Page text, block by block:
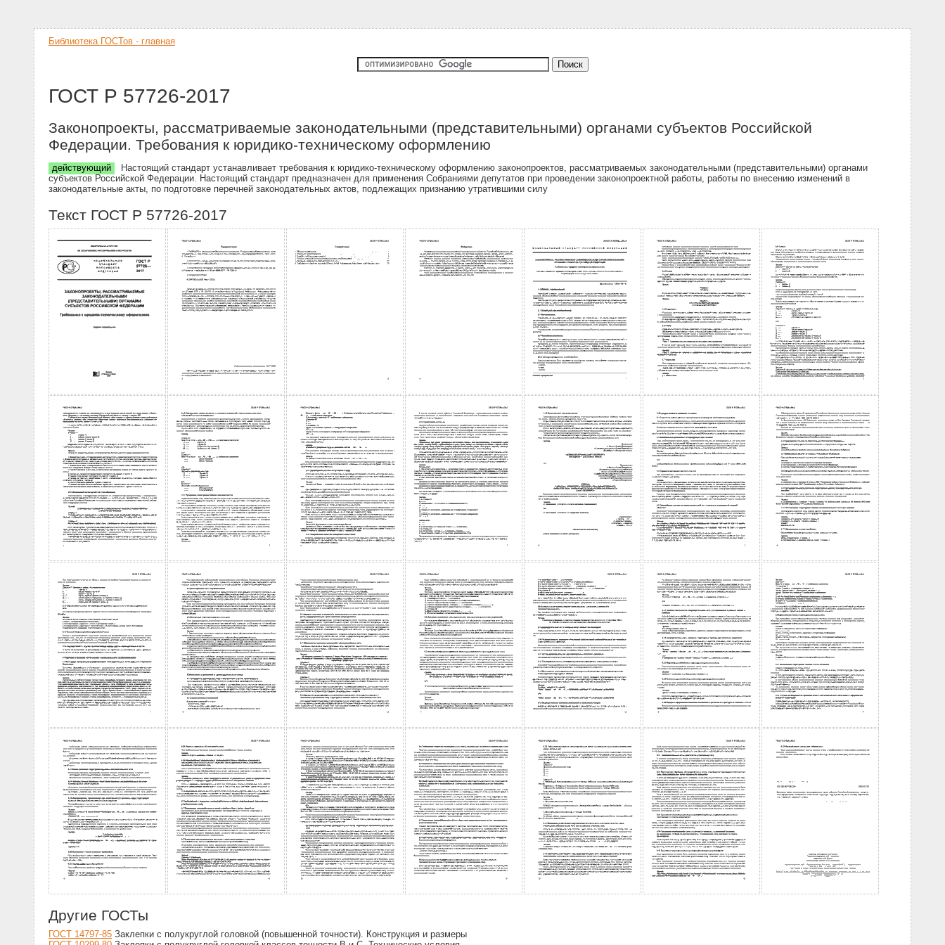
Библиотека ГОСТов - главная
ГОСТ Р 57726-2017
Законопроекты, рассматриваемые законодательными (представительными) органами субъектов Российской
Федерации. Требования к юридико-техническому оформлению
действующий
Настоящий стандарт устанавливает требования к юридико-техническому оформлению законопроектов, рассматриваемых законодательными (представительными) органами
субъектов Российской Федерации. Настоящий стандарт предназначен для применения Собраниями депутатов при проведении законопроектной работы, работы по внесению изменений в
законодательные акты, по подготовке перечней законодательных актов, подлежащих признанию утратившими силу
Текст ГОСТ Р 57726-2017
Другие ГОСТы
ГОСТ 14797-85 Заклепки с полукруглой головкой (повышенной точности). Конструкция и размеры